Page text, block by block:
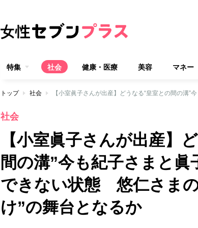
特集 社会 健康・医療 美容 マネー
トップ 社会
社会
【小室眞子さんが出産】
間の溝”今も紀子さまと
できない状態 悠仁さま
け”の舞台となるか